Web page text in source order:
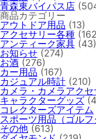
青森東バイパス店
商品カテゴリー
アウトドア用品 (13)
アクセサリー各種
アンティーク家具 (43)
お知らせ (274)
お酒 (276)
カー用品 (167)
カジュアル時計 (210)
カメラ・カメラアクセ
キャラクターグッズ
コレクターズアイテム
スポーツ用品（ゴルフ
その他 (613)